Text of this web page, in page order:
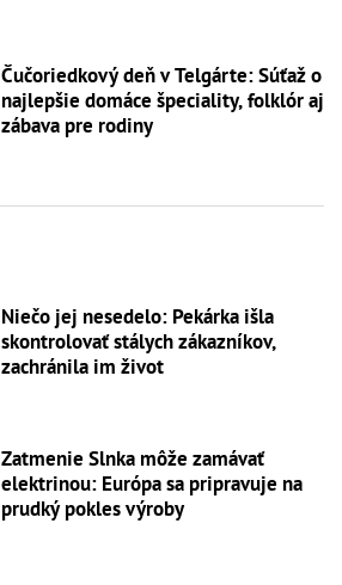
Čučoriedkový deň v Telgárte: Súťaž o
najlepšie domáce špeciality, folklór aj
zábava pre rodiny
Niečo jej nesedelo: Pekárka išla
skontrolovať stálych zákazníkov,
zachránila im život
Zatmenie Slnka môže zamávať
elektrinou: Európa sa pripravuje na
prudký pokles výroby